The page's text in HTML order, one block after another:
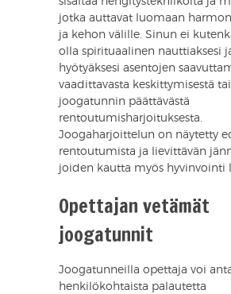
jotka auttavat luomaan
ja kehon välille. Sinun ei
olla spirituaalinen nauttiaksesi
hyötyäksesi asentojen
vaadittavasta keskittymisestä
joogatunnin päättävästä
rentoutumisharjoituksesta.
Joogaharjoittelun on näytetty
rentoutumista ja lievittävän
joiden kautta myös hyvinvointi
Opettajan vetämät
joogatunnit
Joogatunneilla opettaja voi
henkilökohtaista palautetta